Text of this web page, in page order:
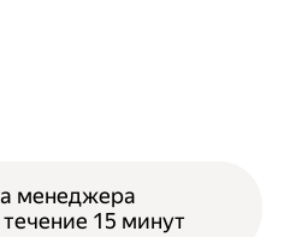
менеджера
15 минут